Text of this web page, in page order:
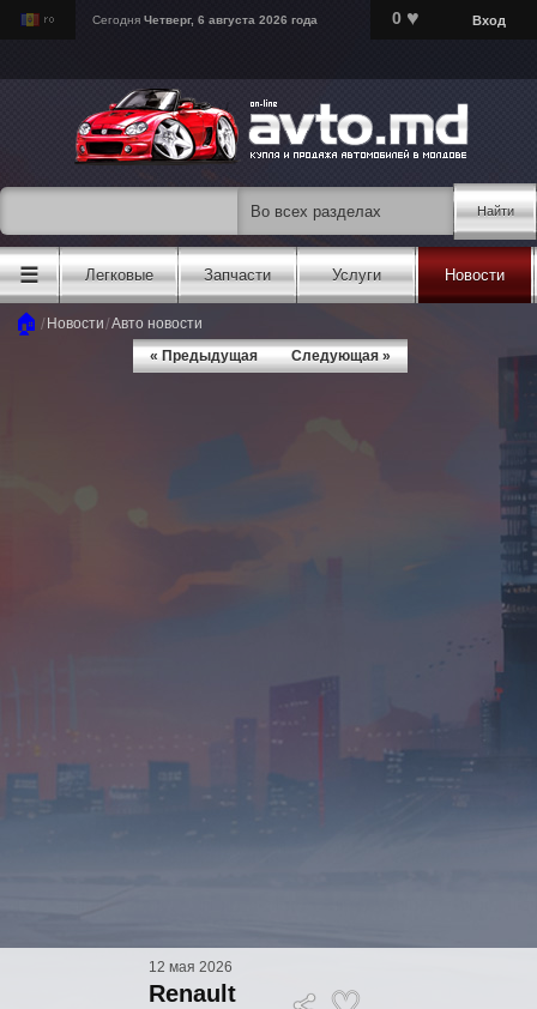
Сегодня Четверг, 6 августа 2026 года 0 ♥ Вход
Найти
☰ Легковые Запчасти Услуги Новости
🏠 / Новости/Авто новости
« Предыдущая
Следующая »
12 мая 2026
Renault